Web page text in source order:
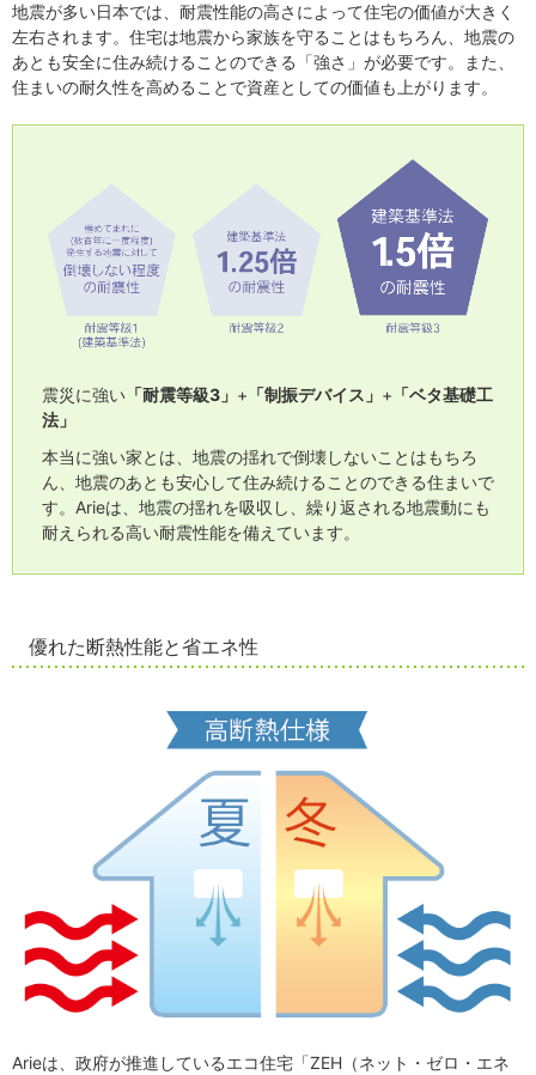
地震が多い日本では、耐震性能の高さによって住宅の価値が大きく
左右されます。住宅は地震から家族を守ることはもちろん、地震の
あとも安全に住み続けることのできる「強さ」が必要です。また、
住まいの耐久性を高めることで資産としての価値も上がります。
震災に強い 「耐震等級3」 + 「制振デバイス」 + 「ベタ基礎工
法」
本当に強い家とは、地震の揺れで倒壊しないことはもちろ
ん、地震のあとも安心して住み続けることのできる住まいで
す。Arieは、地震の揺れを吸収し、繰り返される地震動にも
耐えられる高い耐震性能を備えています。
優れた断熱性能と省エネ性
Arieは、政府が推進しているエコ住宅「ZEH（ネット・ゼロ・エネ